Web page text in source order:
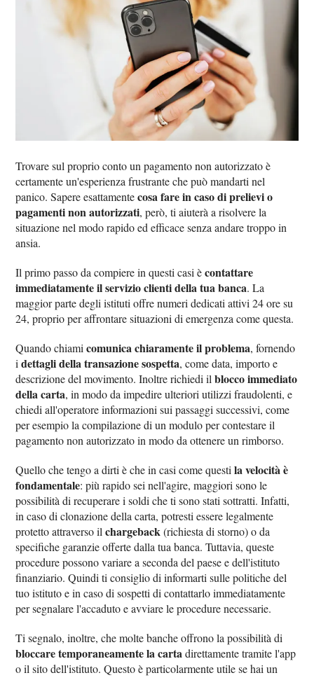
Trovare sul proprio conto un pagamento non autorizzato è
certamente un'esperienza frustrante che può mandarti nel
panico. Sapere esattamentecosa fare in caso di prelievi o
pagamenti non autorizzati, però, ti aiuterà a risolvere la
situazione nel modo rapido ed efficace senza andare troppo in
ansia.
Il primo passo da compiere in questi casi ècontattare
immediatamente il servizio clienti della tua banca. La
maggior parte degli istituti offre numeri dedicati attivi 24 ore su
24, proprio per affrontare situazioni di emergenza come questa.
Quando chiamicomunica chiaramente il problema, fornendo
idettagli della transazione sospetta, come data, importo e
descrizione del movimento. Inoltre richiedi ilblocco immediato
della carta, in modo da impedire ulteriori utilizzi fraudolenti, e
chiedi all'operatore informazioni sui passaggi successivi, come
per esempio la compilazione di un modulo per contestare il
pagamento non autorizzato in modo da ottenere un rimborso.
Quello che tengo a dirti è che in casi come questila velocità è
fondamentale: più rapido sei nell'agire, maggiori sono le
possibilità di recuperare i soldi che ti sono stati sottratti. Infatti,
in caso di clonazione della carta, potresti essere legalmente
protetto attraverso ilchargeback(richiesta di storno) o da
specifiche garanzie offerte dalla tua banca. Tuttavia, queste
procedure possono variare a seconda del paese e dell'istituto
finanziario. Quindi ti consiglio di informarti sulle politiche del
tuo istituto e in caso di sospetti di contattarlo immediatamente
per segnalare l'accaduto e avviare le procedure necessarie.
Ti segnalo, inoltre, che molte banche offrono la possibilità di
bloccare temporaneamente la cartadirettamente tramite l'app
o il sito dell'istituto. Questo è particolarmente utile se hai un